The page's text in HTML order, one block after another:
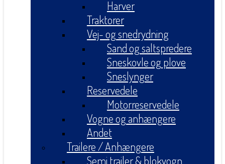
Harver
Traktorer
Vej- og snedrydning
Sand og saltspredere
Sneskovle og plove
Sneslynger
Reservedele
Motorreservedele
Vogne og anhængere
Andet
Trailere / Anhængere
Semi trailer & blokvogn